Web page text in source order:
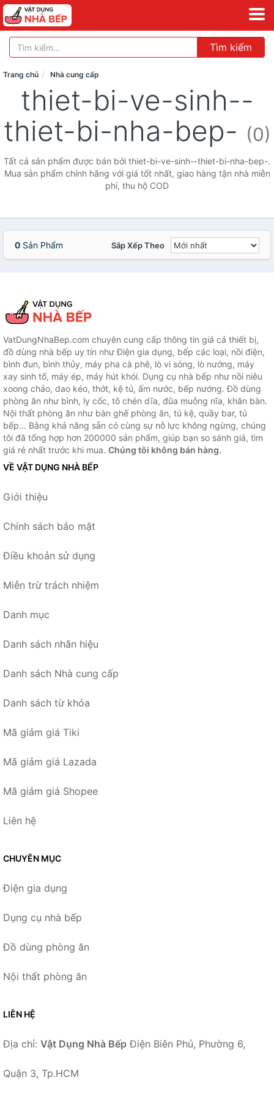
Tìm kiếm
Trang chủ Nhà cung cấp
thiet-bi-ve-sinh--
thiet-bi-nha-bep- (0)
Tất cả sản phẩm được bán bởi thiet-bi-ve-sinh--thiet-bi-nha-bep-.
Mua sản phẩm chính hãng với giá tốt nhất, giao hàng tận nhà miễn
phí, thu hộ COD
0 Sản Phẩm Sắp Xếp Theo
VatDungNhaBep.com chuyên cung cấp thông tin giá cả thiết bị,
đồ dùng nhà bếp uy tín như Điện gia dụng, bếp các loại, nồi điện,
bình đun, bình thủy, máy pha cà phê, lò vi sóng, lò nướng, máy
xay sinh tố, máy ép, máy hút khói. Dụng cụ nhà bếp như nồi niêu
xoong chảo, dao kéo, thớt, kệ tủ, ấm nước, bếp nướng. Đồ dùng
phòng ăn như bình, ly cốc, tô chén dĩa, đũa muỗng nĩa, khăn bàn.
Nội thất phòng ăn như bàn ghế phòng ăn, tủ kệ, quầy bar, tủ
bếp... Bằng khả năng sẵn có cùng sự nỗ lực không ngừng, chúng
tôi đã tổng hợp hơn 200000 sản phẩm, giúp bạn so sánh giá, tìm
giá rẻ nhất trước khi mua. Chúng tôi không bán hàng.
VỀ VẬT DỤNG NHÀ BẾP
Giới thiệu
Chính sách bảo mật
Điều khoản sử dụng
Miễn trừ trách nhiệm
Danh mục
Danh sách nhãn hiệu
Danh sách Nhà cung cấp
Danh sách từ khóa
Mã giảm giá Tiki
Mã giảm giá Lazada
Mã giảm giá Shopee
Liên hệ
CHUYÊN MỤC
Điện gia dụng
Dụng cụ nhà bếp
Đồ dùng phòng ăn
Nội thất phòng ăn
LIÊN HỆ
Địa chỉ: Vật Dụng Nhà Bếp Điện Biên Phủ, Phường 6,
Quận 3, Tp.HCM